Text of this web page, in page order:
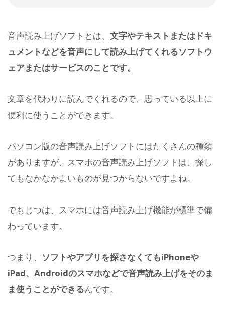
音声読み上げソフトとは、 文字やテキストまたはドキ
ュメントなどを音声にして読み上げてくれるソフトウ
ェアまたはサービスのことです。
文章を代わりに読んでくれるので、思っている以上に
便利に使うことができます。
パソコン版の音声読み上げソフトにはたくさんの種類
がありますが、スマホの音声読み上げソフトは、探し
てもなかなかよいものが見つからないですよね。
でもじつは、スマホには音声読み上げ機能が標準で備
わっています。
つまり、 ソフトやアプリを探さなくてもiPhoneや
iPad、Androidのスマホなどで音声読み上げをそのま
ま使うことができるんです。